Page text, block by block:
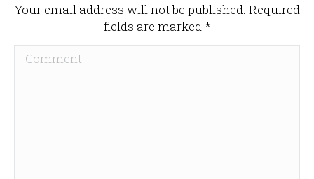
Your email address will not be published. Required
fields are marked *
Comment